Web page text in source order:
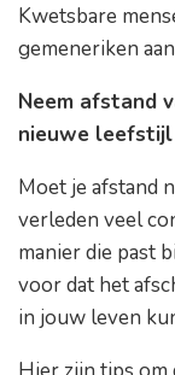
Kwetsbare
gemeneriken
Neem afstand
nieuwe
Moet je afstand
verleden veel
manier die past
voor dat het
in jouw leven